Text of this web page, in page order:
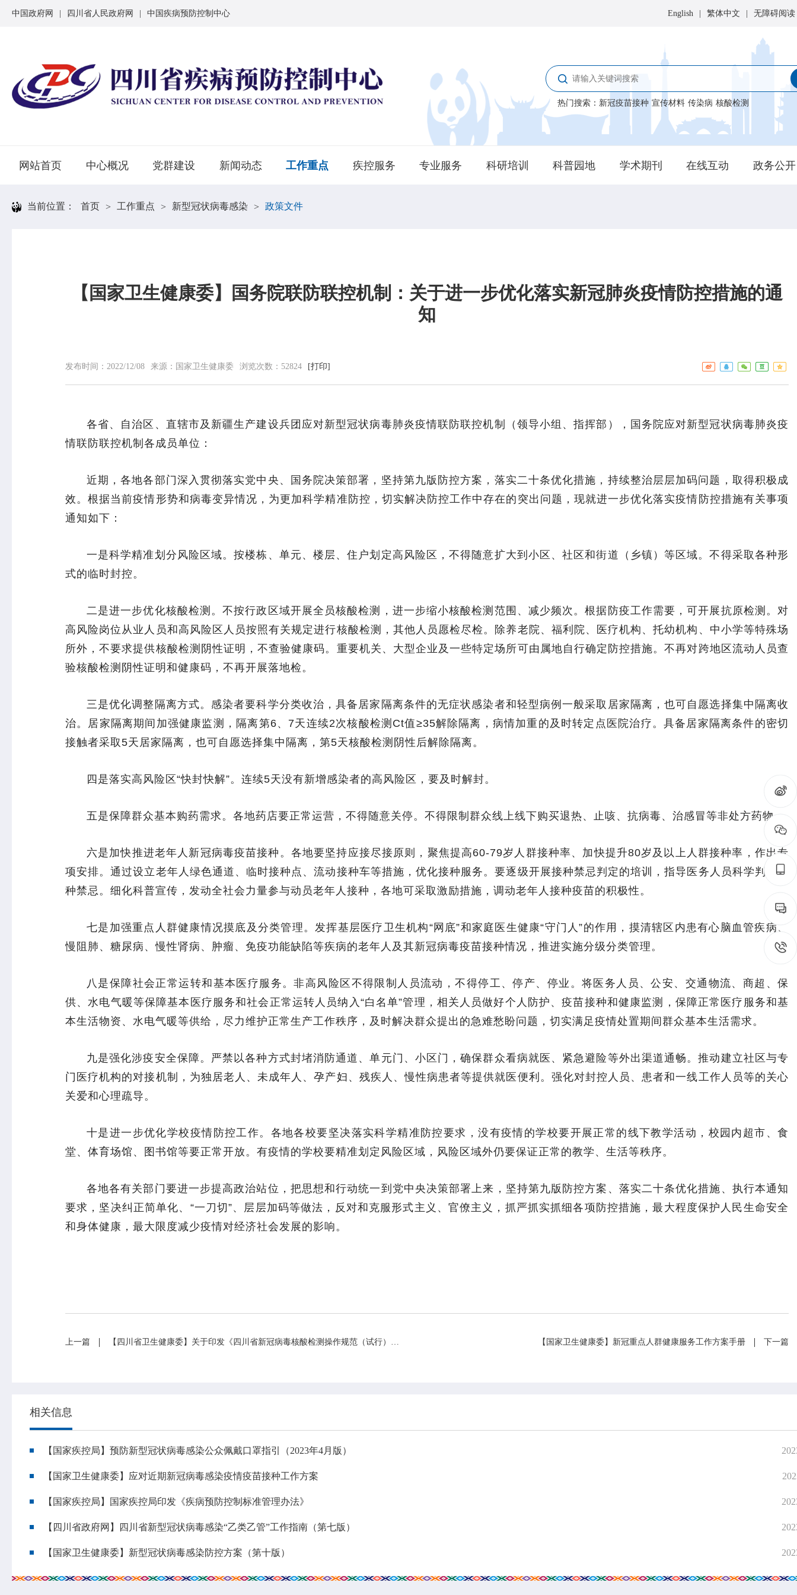
领导信息
联系我们
理论学习
图片集锦
检验服
科研培训
培训交流
科普园地
健康生活方式
健康科普材料
学术期刊 在线互动
在线投诉
融媒体
政务
计划总
财政预
网上公
中国政府网 | 四川省人民政府网 | 中国疾病预防控制中心 English | 繁体中文 | 无障碍阅读
热门搜索 ： 新冠疫苗接种 宣传材料 传染病 核酸检测
网站首页 中心概况 党群建设 新闻动态 工作重点 疾控服务 专业服务 科研培训 科普园地 学术期刊 在线互动 政务公开
当前位置： 首页 > 工作重点 > 新型冠状病毒感染 > 政策文件
【国家卫生健康委】国务院联防联控机制：关于进一步优化落实新冠肺炎疫情防控措施的通
知
发布时间： 2022/12/08 来源： 国家卫生健康委 浏览次数： 52824 [打印]
各省、自治区、直辖市及新疆生产建设兵团应对新型冠状病毒肺炎疫情联防联控机制（领导小组、指挥部），国务院应对新型冠状病毒肺炎疫
情联防联控机制各成员单位：
近期，各地各部门深入贯彻落实党中央、国务院决策部署，坚持第九版防控方案，落实二十条优化措施，持续整治层层加码问题，取得积极成
效。根据当前疫情形势和病毒变异情况，为更加科学精准防控，切实解决防控工作中存在的突出问题，现就进一步优化落实疫情防控措施有关事项
通知如下：
一是科学精准划分风险区域。按楼栋、单元、楼层、住户划定高风险区，不得随意扩大到小区、社区和街道（乡镇）等区域。不得采取各种形
式的临时封控。
二是进一步优化核酸检测。不按行政区域开展全员核酸检测，进一步缩小核酸检测范围、减少频次。根据防疫工作需要，可开展抗原检测。对
高风险岗位从业人员和高风险区人员按照有关规定进行核酸检测，其他人员愿检尽检。除养老院、福利院、医疗机构、托幼机构、中小学等特殊场
所外，不要求提供核酸检测阴性证明，不查验健康码。重要机关、大型企业及一些特定场所可由属地自行确定防控措施。不再对跨地区流动人员查
验核酸检测阴性证明和健康码，不再开展落地检。
三是优化调整隔离方式。感染者要科学分类收治，具备居家隔离条件的无症状感染者和轻型病例一般采取居家隔离，也可自愿选择集中隔离收
治。居家隔离期间加强健康监测，隔离第6、7天连续2次核酸检测Ct值≥35解除隔离，病情加重的及时转定点医院治疗。具备居家隔离条件的密切
接触者采取5天居家隔离，也可自愿选择集中隔离，第5天核酸检测阴性后解除隔离。
四是落实高风险区“快封快解”。连续5天没有新增感染者的高风险区，要及时解封。
五是保障群众基本购药需求。各地药店要正常运营，不得随意关停。不得限制群众线上线下购买退热、止咳、抗病毒、治感冒等非处方药物。
六是加快推进老年人新冠病毒疫苗接种。各地要坚持应接尽接原则，聚焦提高60-79岁人群接种率、加快提升80岁及以上人群接种率，作出专
项安排。通过设立老年人绿色通道、临时接种点、流动接种车等措施，优化接种服务。要逐级开展接种禁忌判定的培训，指导医务人员科学判定接
种禁忌。细化科普宣传，发动全社会力量参与动员老年人接种，各地可采取激励措施，调动老年人接种疫苗的积极性。
七是加强重点人群健康情况摸底及分类管理。发挥基层医疗卫生机构“网底”和家庭医生健康“守门人”的作用，摸清辖区内患有心脑血管疾病、
慢阻肺、糖尿病、慢性肾病、肿瘤、免疫功能缺陷等疾病的老年人及其新冠病毒疫苗接种情况，推进实施分级分类管理。
八是保障社会正常运转和基本医疗服务。非高风险区不得限制人员流动，不得停工、停产、停业。将医务人员、公安、交通物流、商超、保
供、水电气暖等保障基本医疗服务和社会正常运转人员纳入“白名单”管理，相关人员做好个人防护、疫苗接种和健康监测，保障正常医疗服务和基
本生活物资、水电气暖等供给，尽力维护正常生产工作秩序，及时解决群众提出的急难愁盼问题，切实满足疫情处置期间群众基本生活需求。
九是强化涉疫安全保障。严禁以各种方式封堵消防通道、单元门、小区门，确保群众看病就医、紧急避险等外出渠道通畅。推动建立社区与专
门医疗机构的对接机制，为独居老人、未成年人、孕产妇、残疾人、慢性病患者等提供就医便利。强化对封控人员、患者和一线工作人员等的关心
关爱和心理疏导。
十是进一步优化学校疫情防控工作。各地各校要坚决落实科学精准防控要求，没有疫情的学校要开展正常的线下教学活动，校园内超市、食
堂、体育场馆、图书馆等要正常开放。有疫情的学校要精准划定风险区域，风险区域外仍要保证正常的教学、生活等秩序。
各地各有关部门要进一步提高政治站位，把思想和行动统一到党中央决策部署上来，坚持第九版防控方案、落实二十条优化措施、执行本通知
要求，坚决纠正简单化、“一刀切”、层层加码等做法，反对和克服形式主义、官僚主义，抓严抓实抓细各项防控措施，最大程度保护人民生命安全
和身体健康，最大限度减少疫情对经济社会发展的影响。
上一篇 【四川省卫生健康委】关于印发《四川省新冠病毒核酸检测操作规范（试行）》的通知 【国家卫生健康委】新冠重点人群健康服务工作方案手册 下一篇
相关信息
【国家疾控局】预防新型冠状病毒感染公众佩戴口罩指引（2023年4月版）
【国家卫生健康委】应对近期新冠病毒感染疫情疫苗接种工作方案
【国家疾控局】国家疾控局印发《疾病预防控制标准管理办法》
【四川省政府网】四川省新型冠状病毒感染“乙类乙管”工作指南（第七版）
【国家卫生健康委】新型冠状病毒感染防控方案（第十版）